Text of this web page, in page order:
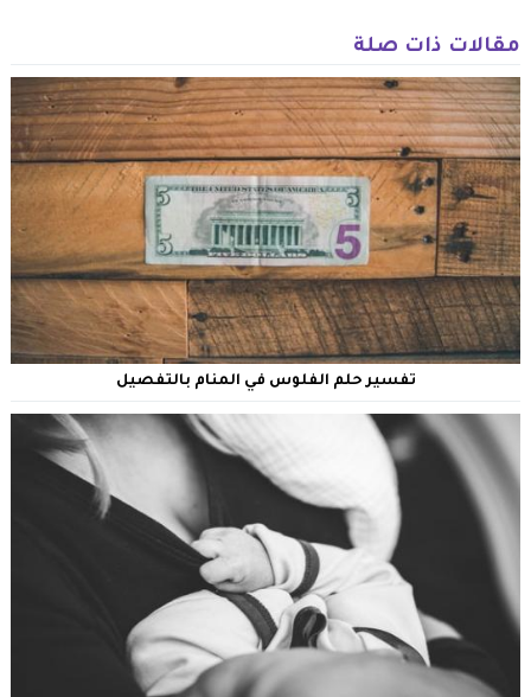
مقالات ذات صلة
تفسير حلم الفلوس في المنام بالتفصيل